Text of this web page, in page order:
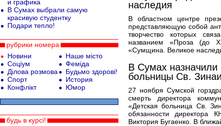
наследия
В областном центре
представляющую собой
творчество которых
названием «Проза (до
«Сумщина. Великое
В Сумах назначили
больницы Св.
27 ноября Сумской
смерть директора
«Детская больница Св.
обязанности директора
Виктория Бугаенко. В
и графика
В Сумах выбрали самую
красивую студентку
Подари тепло!
рубрики номера
Новини
Соціум
Ділова розмова
Спорт
Конфлікт
Наше місто
Феміда
Будьмо здорові!
История
Юмор
будь в курсі!